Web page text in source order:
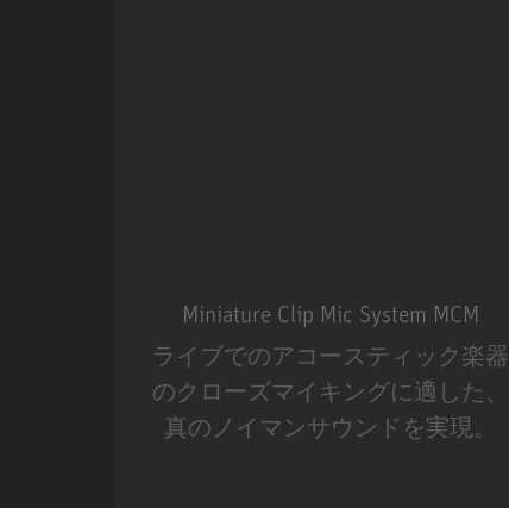
Miniature Clip Mic System MCM
ライブでのアコースティック楽器
のクローズマイキングに適した、
真のノイマンサウンドを実現。